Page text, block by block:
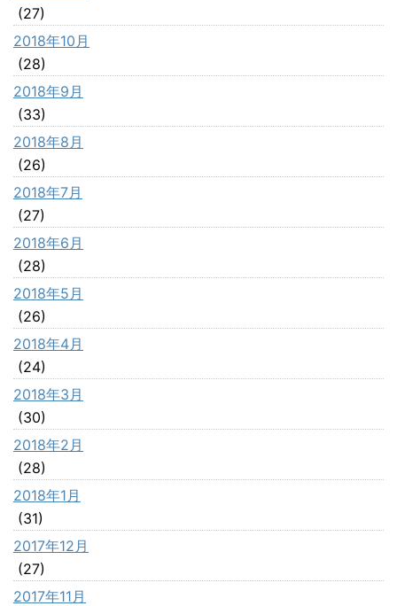
(27)
2018年10月
(28)
2018年9月
(33)
2018年8月
(26)
2018年7月
(27)
2018年6月
(28)
2018年5月
(26)
2018年4月
(24)
2018年3月
(30)
2018年2月
(28)
2018年1月
(31)
2017年12月
(27)
2017年11月